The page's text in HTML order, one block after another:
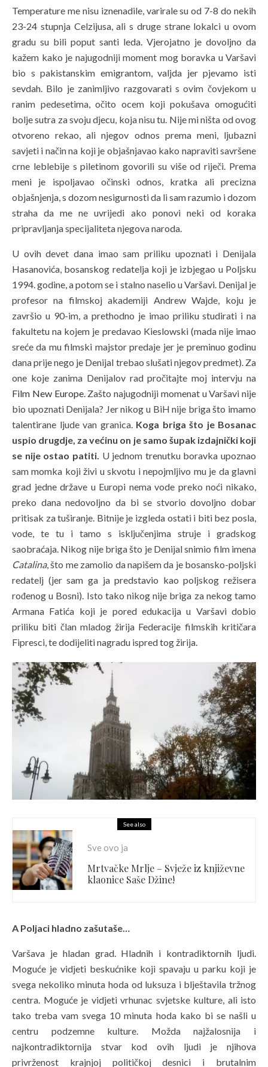
Temperature me nisu iznenadile, varirale su od 7-8 do nekih
23-24 stupnja Celzijusa, ali s druge strane lokalci u ovom
gradu su bili poput santi leda. Vjerojatno je dovoljno da
kažem kako je najugodniji moment mog boravka u Varšavi
bio s pakistanskim emigrantom, valjda jer pjevamo isti
sevdah. Bilo je zanimljivo razgovarati s ovim čovjekom u
ranim pedesetima, očito ocem koji pokušava omogućiti
bolje sutra za svoju djecu, koja nisu tu. Nije mi ništa od ovog
otvoreno rekao, ali njegov odnos prema meni, ljubazni
savjeti i način na koji je objašnjavao kako napraviti savršene
crne leblebije s piletinom govorili su više od riječi. Prema
meni je ispoljavao očinski odnos, kratka ali precizna
objašnjenja, s dozom nesigurnosti da li sam razumio i dozom
straha da me ne uvrijedi ako ponovi neki od koraka
pripravljanja specijaliteta njegova naroda.
U ovih devet dana imao sam priliku upoznati i Denijala
Hasanovića, bosanskog redatelja koji je izbjegao u Poljsku
1994. godine, a potom se i stalno naselio u Varšavi. Denijal je
profesor na filmskoj akademiji Andrew Wajde, koju je
završio u 90-im, a prethodno je imao priliku studirati i na
fakultetu na kojem je predavao Kieslowski (mada nije imao
sreće da mu filmski majstor predaje jer je preminuo godinu
dana prije nego je Denijal trebao slušati njegov predmet). Za
one koje zanima Denijalov rad pročitajte moj intervju na
Film New Europe. Zašto najugodniji momenat u Varšavi nije
bio upoznati Denijala? Jer nikog u BiH nije briga što imamo
talentirane ljude van granica. Koga briga što je Bosanac
uspio drugdje, za većinu on je samo šupak izdajnički koji
se nije ostao patiti. U jednom trenutku boravka upoznao
sam momka koji živi u skvotu i nepojmljivo mu je da glavni
grad jedne države u Europi nema vode preko noći nikako,
preko dana nedovoljno da bi se stvorio dovoljno dobar
pritisak za tuširanje. Bitnije je izgleda ostati i biti bez posla,
vode, te tu i tamo s isključenjima struje i gradskog
saobraćaja. Nikog nije briga što je Denijal snimio film imena
Catalina, što me zamolio da napišem da je bosansko-poljski
redatelj (jer sam ga ja predstavio kao poljskog režisera
rođenog u Bosni). Isto tako nikog nije briga za nekog tamo
Armana Fatića koji je pored edukacija u Varšavi dobio
priliku biti član mladog žirija Federacije filmskih kritičara
Fipresci, te dodijeliti nagradu ispred tog žirija.
See also
Sve ovo ja
Mrtvačke Mrlje – Svježe iz književne
klaonice Saše Džine!
A Poljaci hladno zašutaše…
Varšava je hladan grad. Hladnih i kontradiktornih ljudi.
Moguće je vidjeti beskućnike koji spavaju u parku koji je
svega nekoliko minuta hoda od luksuza i blještavila tržnog
centra. Moguće je vidjeti vrhunac svjetske kulture, ali isto
tako treba vam svega 10 minuta hoda kako bi se našli u
centru podzemne kulture. Možda najžalosnija i
najkontradiktornija stvar kod ovih ljudi je njihova
privrženost krajnjoj političkoj desnici i brutalnim